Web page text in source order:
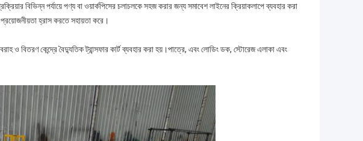
বিভিন্ন পর্যায়ে পণ্য বা ওয়ার্কপিসের চলাচলকে সহজ করার জন্য সমাবেশ লাইনের ক্রিয়াকলাপে ব্যবহার করা
প্রয়োজনীয়তা হ্রাস করতে সহায়তা করে।
ও বিতরণ কেন্দ্রে বৈদ্যুতিক ট্রান্সফার কার্ট ব্যবহার করা হয়।পাত্রে, এবং লোডিং ডক, স্টোরেজ এলাকা এবং